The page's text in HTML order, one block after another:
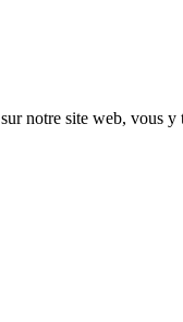
sur notre site web, vous